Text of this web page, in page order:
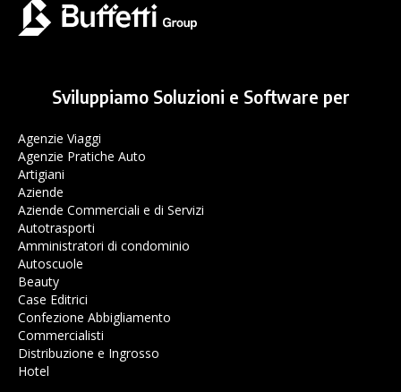
Sviluppiamo Soluzioni e Software per
Agenzie Viaggi
Agenzie Pratiche Auto
Artigiani
Aziende
Aziende Commerciali e di Servizi
Autotrasporti
Amministratori di condominio
Autoscuole
Beauty
Case Editrici
Confezione Abbigliamento
Commercialisti
Distribuzione e Ingrosso
Hotel